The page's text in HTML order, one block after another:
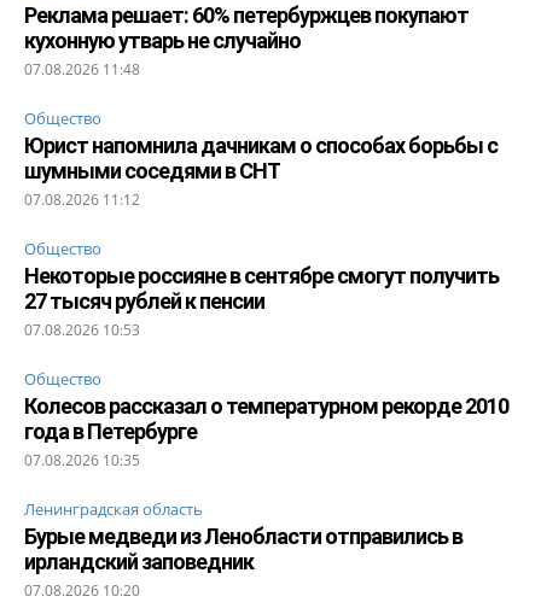
Реклама решает: 60% петербуржцев покупают
кухонную утварь не случайно
07.08.2026 11:48
Общество
Юрист напомнила дачникам о способах борьбы с
шумными соседями в СНТ
07.08.2026 11:12
Общество
Некоторые россияне в сентябре смогут получить
27 тысяч рублей к пенсии
07.08.2026 10:53
Общество
Колесов рассказал о температурном рекорде 2010
года в Петербурге
07.08.2026 10:35
Ленинградская область
Бурые медведи из Ленобласти отправились в
ирландский заповедник
07.08.2026 10:20